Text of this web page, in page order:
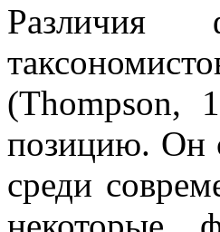
Различия
(Thompson,
позицию. Он
среди